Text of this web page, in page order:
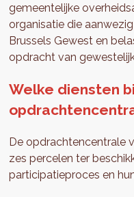
gemeentelijke
organisatie die
Brussels Gewest en
opdracht van
Welke diensten
De opdrachtencentrale
zes percelen ter
participatieproces en